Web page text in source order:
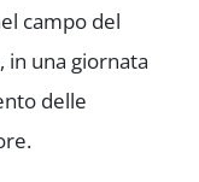
campo del
in una giornata
delle